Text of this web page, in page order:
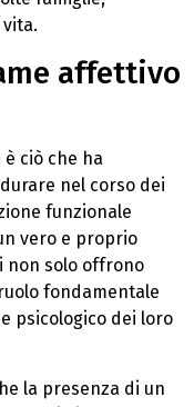
affettivo
ciò che ha
nel corso dei
funzionale
vero e proprio
non solo offrono
fondamentale
psicologico dei loro
la presenza di un